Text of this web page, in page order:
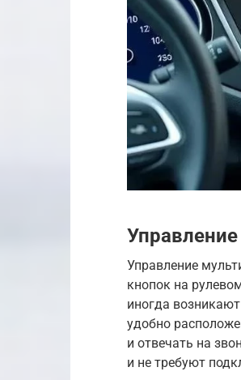
Управление
кнопок на
иногда
удобно
и отвечать на
и не требуют